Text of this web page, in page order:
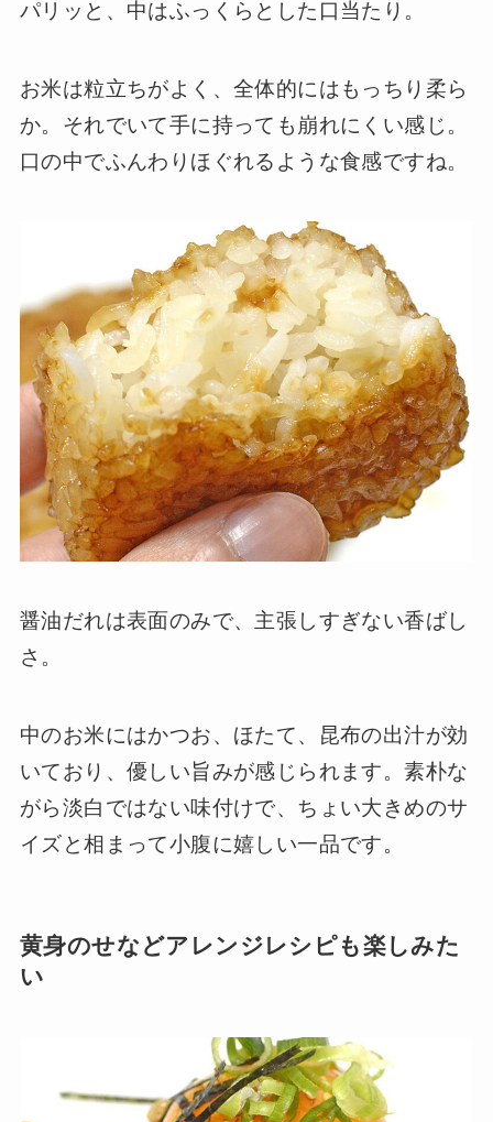
パリッと、中はふっくらとした口当たり。
お米は粒立ちがよく、全体的にはもっちり柔ら
か。それでいて手に持っても崩れにくい感じ。
口の中でふんわりほぐれるような食感ですね。
醤油だれは表面のみで、主張しすぎない香ばし
さ。
中のお米にはかつお、ほたて、昆布の出汁が効
いており、優しい旨みが感じられます。素朴な
がら淡白ではない味付けで、ちょい大きめのサ
イズと相まって小腹に嬉しい一品です。
黄身のせなどアレンジレシピも楽しみた
い